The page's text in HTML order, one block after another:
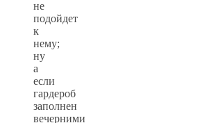
не
подойдет
к
нему;
ну
а
если
гардероб
заполнен
вечерними